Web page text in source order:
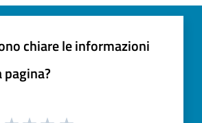
chiare le informazioni
pagina?